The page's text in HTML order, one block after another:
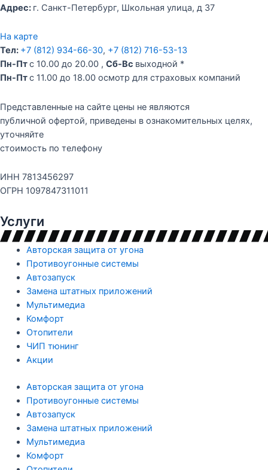
Адрес: г. Санкт-Петербург, Школьная улица, д 37
На карте
Тел: +7 (812) 934-66-30, +7 (812) 716-53-13
Пн-Птс 10.00 до 20.00 , Сб-Вс выходной *
Пн-Птc 11.00 до 18.00 осмотр для страховых компаний
Представленные на сайте цены не являются
публичной офертой, приведены в ознакомительных целях,
уточняйте
стоимость по телефону
ИНН 7813456297
ОГРН 1097847311011
Услуги
Авторская защита от угона
Противоугонные системы
Автозапуск
Замена штатных приложений
Мультимедиа
Комфорт
Отопители
ЧИП тюнинг
Акции
Авторская защита от угона
Противоугонные системы
Автозапуск
Замена штатных приложений
Мультимедиа
Комфорт